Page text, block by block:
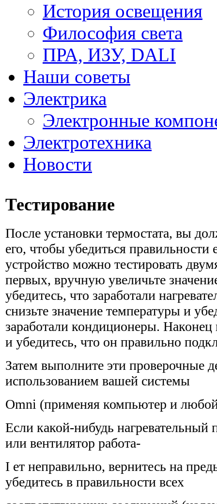
История освещения
Философия света
ПРА, ИЗУ, DALI
Наши советы
Электрика
Электронные
Электротехника
Новости
Тестирование
После установки термостата, вы
его, чтобы убедиться правильности
устройство можно тестировать
первых, вручную увеличьте
убедитесь, что зарабо­тали
снизьте значение температуры и
заработали кондиционеры. Наконец
и убедитесь, что он правильно
Затем выполните эти проверочные
использованием вашей системы
Omni (применяя компьютер и
Если какой-нибудь нагревательный
или вентилятор работа-
I ет неправильно, вернитесь на
убедитесь в правильности всех